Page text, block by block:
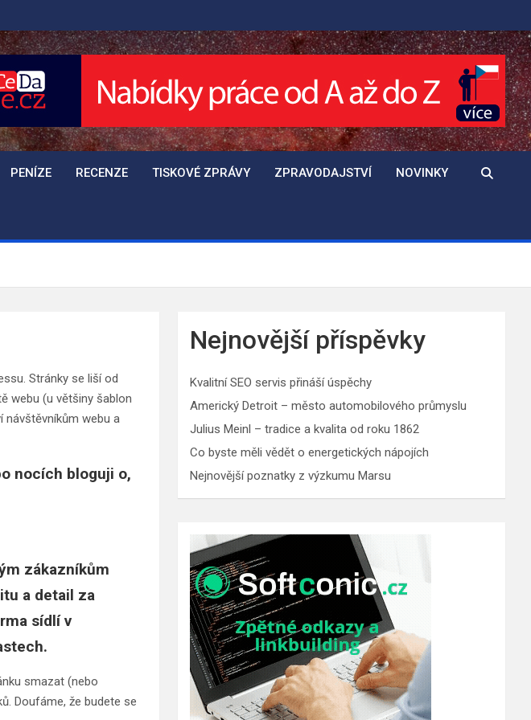
PENÍZE RECENZE TISKOVÉ ZPRÁVY ZPRAVODAJSTVÍ NOVINKY
Stránky se liší od
webu (u většiny šablon
návštěvníkům webu a
nocích bloguji o,
zákazníkům
a detail za
sídlí v
smazat (nebo
Doufáme, že budete se
Nejnovější příspěvky
Kvalitní SEO servis přináší úspěchy
Americký Detroit – město automobilového průmyslu
Julius Meinl – tradice a kvalita od roku 1862
Co byste měli vědět o energetických nápojích
Nejnovější poznatky z výzkumu Marsu